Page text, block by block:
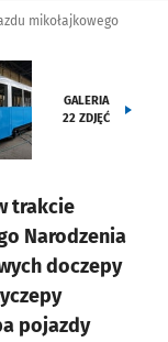
mikołajkowego
GALERIA
22 ZDJĘĆ
trakcie
Narodzenia
doczepy
pojazdy